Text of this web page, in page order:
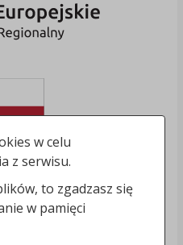
w celu
z serwisu.
to zgadzasz się
w pamięci